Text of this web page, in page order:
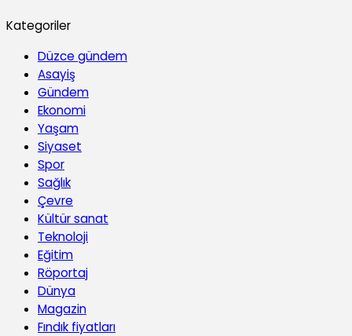
Kategoriler
Düzce gündem
Asayiş
Gündem
Ekonomi
Yaşam
Siyaset
Spor
Sağlık
Çevre
Kültür sanat
Teknoloji
Eğitim
Röportaj
Dünya
Magazin
Fındık fiyatları